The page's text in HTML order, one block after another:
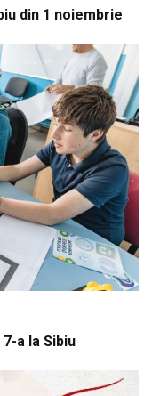
din 1 noiembrie
a la Sibiu